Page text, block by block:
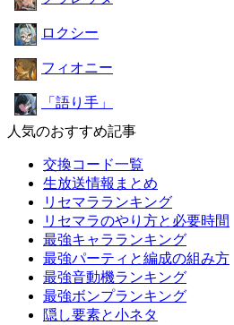
ロクシー
フィオニー
「語り手」
人気のおすすめ記事
交換コード一覧
生放送情報まとめ
リセマラランキング
リセマラのやり方と必要時間
最強キャラランキング
最強パーティと編成の組み方
最強音動機ランキング
最強ボンプランキング
隠し要素と小ネタ